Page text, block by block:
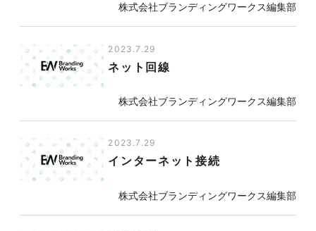
株式会社ブランディングワークス編集部
2023.7.29
ネット回線
株式会社ブランディングワークス編集部
2023.7.29
インターネット接続
株式会社ブランディングワークス編集部